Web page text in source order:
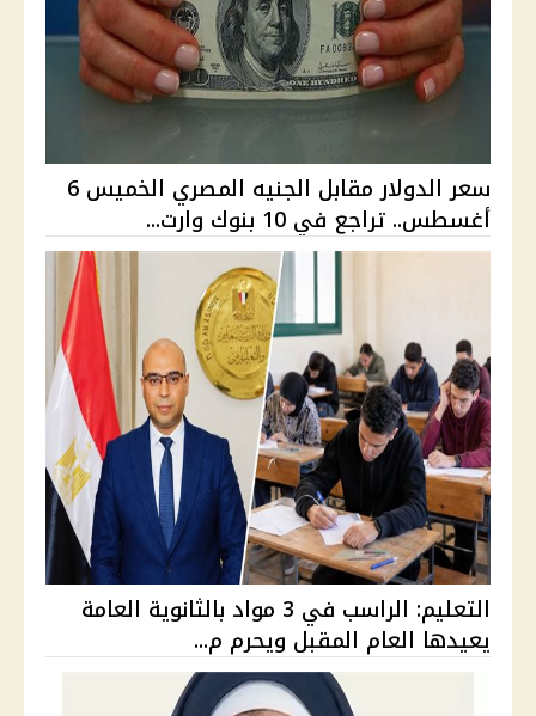
سعر الدولار مقابل الجنيه المصري الخميس 6
أغسطس.. تراجع في 10 بنوك وارت...
التعليم: الراسب في 3 مواد بالثانوية العامة
يعيدها العام المقبل ويحرم م...